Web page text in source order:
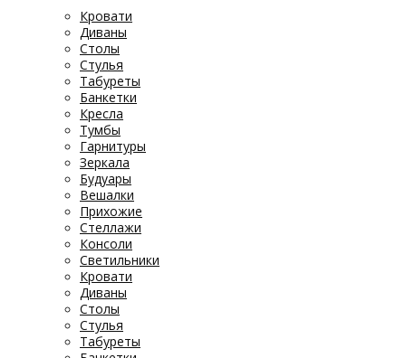
Кровати
Диваны
Столы
Стулья
Табуреты
Банкетки
Кресла
Тумбы
Гарнитуры
Зеркала
Будуары
Вешалки
Прихожие
Стеллажи
Консоли
Светильники
Кровати
Диваны
Столы
Стулья
Табуреты